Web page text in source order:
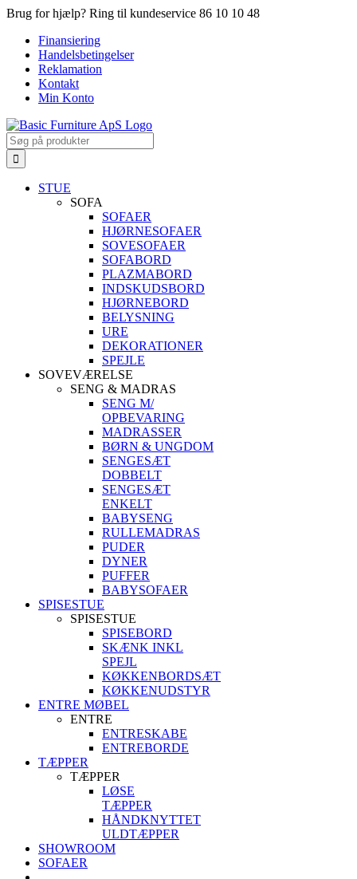
Skip
content
Brug for hjælp? Ring til kundeservice 86 10 10 48
Finansiering
Handelsbetingelser
Reklamation
Kontakt
Min Konto
Search
for:
STUE
SOFA
SOFAER
HJØRNESOFAER
SOVESOFAER
SOFABORD
PLAZMABORD
INDSKUDSBORD
HJØRNEBORD
BELYSNING
URE
DEKORATIONER
SPEJLE
SOVEVÆRELSE
SENG & MADRAS
SENG M/
OPBEVARING
MADRASSER
BØRN & UNGDOM
SENGESÆT
DOBBELT
SENGESÆT
ENKELT
BABYSENG
RULLEMADRAS
PUDER
DYNER
PUFFER
BABYSOFAER
SPISESTUE
SPISESTUE
SPISEBORD
SKÆNK INKL
SPEJL
KØKKENBORDSÆT
KØKKENUDSTYR
ENTRE MØBEL
ENTRE
ENTRESKABE
ENTREBORDE
TÆPPER
TÆPPER
LØSE
TÆPPER
HÅNDKNYTTET
ULDTÆPPER
SHOWROOM
SOFAER